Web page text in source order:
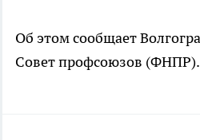
Об этом сообщает
Совет профсоюзов (ФНПР).